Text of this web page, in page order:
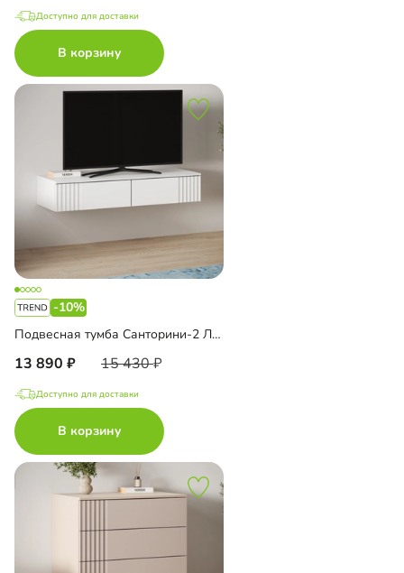
Доступно для доставки
В корзину
-10%
Подвесная тумба Санторини-2 Лайф
13 890 15 430
Доступно для доставки
В корзину